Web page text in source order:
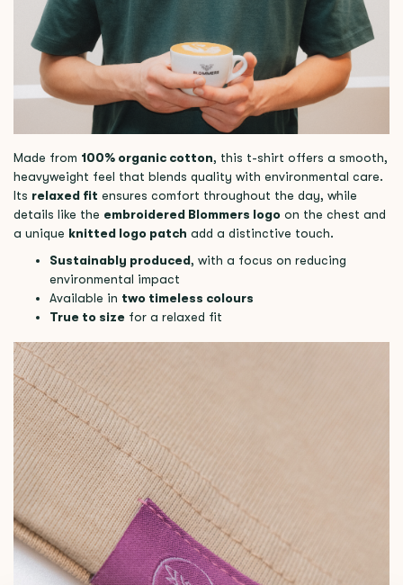
Made from 100% organic cotton, this t-shirt offers a smooth,
heavyweight feel that blends quality with environmental care.
Its relaxed fit ensures comfort throughout the day, while
details like the embroidered Blommers logo on the chest and
a unique knitted logo patch add a distinctive touch.
Sustainably produced, with a focus on reducing
environmental impact
Available in two timeless colours
True to size for a relaxed fit